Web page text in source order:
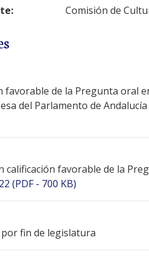
Comisión de
favorable de la Pregunta oral
del Parlamento de Andalucía
calificación favorable de la
(PDF - 700 KB)
por fin de legislatura